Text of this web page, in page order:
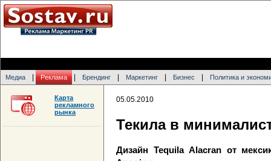
Медиа Реклама Брендинг Маркетинг Бизнес Политика и
05.05.2010
Текила в
Дизайн Tequila Alacrаn от
Карта
рекламного
рынка